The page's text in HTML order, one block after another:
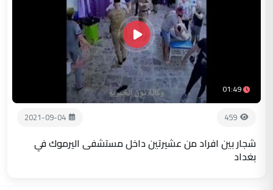
01:49
459
2021-09-04
شجار بين افراد من عشيرتين داخل مستشفى اليرموك في
بغداد